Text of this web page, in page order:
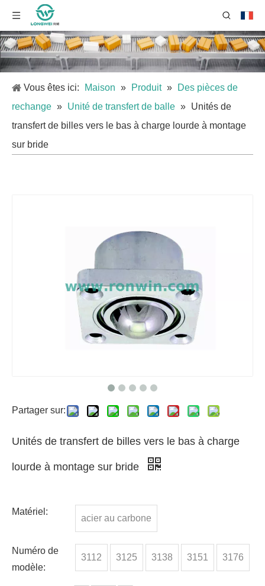
Vous êtes ici: Maison » Produit »
Des pièces de
rechange » Unité de transfert de balle » Unités de
transfert de billes vers le bas à charge lourde à montage
sur bride
Partager sur:
Unités de transfert de billes vers le bas à charge
lourde à montage sur bride
Matériel:
acier au carbone
Numéro de
modèle:
3112 3125 3138 3151 3176